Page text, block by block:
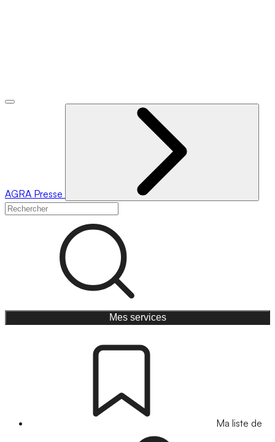
AGRA Presse
Mes services
Ma liste de